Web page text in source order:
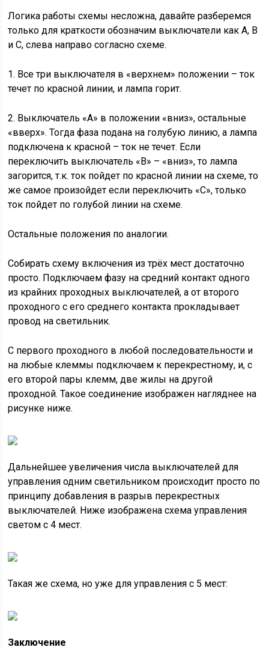
Логика работы схемы несложна, давайте разберемся
только для краткости обозначим выключатели как A, B
и C, слева направо согласно схеме.
1. Все три выключателя в «верхнем» положении – ток
течет по красной линии, и лампа горит.
2. Выключатель «A» в положении «вниз», остальные
«вверх». Тогда фаза подана на голубую линию, а лампа
подключена к красной – ток не течет. Если
переключить выключатель «B» – «вниз», то лампа
загорится, т.к. ток пойдет по красной линии на схеме, то
же самое произойдет если переключить «С», только
ток пойдет по голубой линии на схеме.
Остальные положения по аналогии.
Собирать схему включения из трёх мест достаточно
просто. Подключаем фазу на средний контакт одного
из крайних проходных выключателей, а от второго
проходного с его среднего контакта прокладывает
провод на светильник.
С первого проходного в любой последовательности и
на любые клеммы подключаем к перекрестному, и, с
его второй пары клемм, две жилы на другой
проходной. Такое соединение изображен нагляднее на
рисунке ниже.
Дальнейшее увеличения числа выключателей для
управления одним светильником происходит просто по
принципу добавления в разрыв перекрестных
выключателей. Ниже изображена схема управления
светом с 4 мест.
Такая же схема, но уже для управления с 5 мест:
Заключение